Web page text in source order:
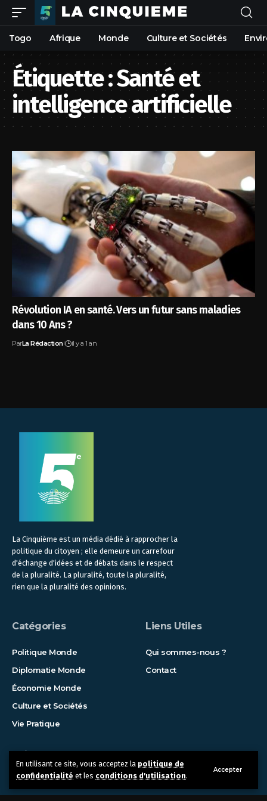
En utilisant ce site, vous acceptez la politique de
confidentialité et les conditions d'utilisation.
Accepter
Togo Afrique Monde Culture et Sociétés
Étiquette :Santé et
intelligence artificielle
Révolution IA en santé. Vers un futur sans maladies
dans 10 Ans ?
ParLa Rédaction il y a 1 an
La Cinquième est un média dédié à rapprocher la
politique du citoyen ; elle demeure un carrefour
d'échange d'idées et de débats dans le respect
de la pluralité. La pluralité, toute la pluralité,
rien que la pluralité des opinions.
Catégories
Politique Monde
Diplomatie Monde
Économie Monde
Culture et Sociétés
Vie Pratique
Liens Utiles
Qui sommes-nous ?
Contact